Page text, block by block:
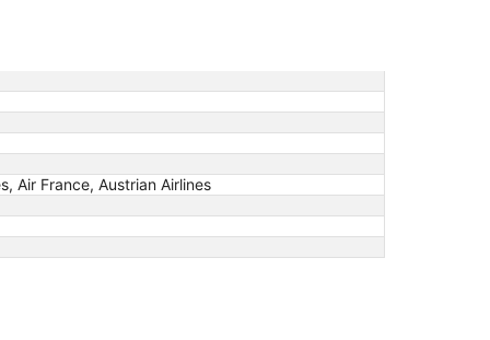
Air France, Austrian Airlines